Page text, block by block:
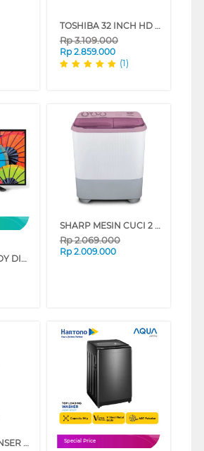
TOSHIBA 32 INCH HD READY LED SMART TV 32V31LP
Rp3.109.000
Rp 2.859.000
(1)
SHARP HD READY DIGITAL TV HD1500I SERIES
SHARP MESIN CUCI 2 TABUNG SEMI AUTO WASHER 8 KG EST85NTPK
Rp2.069.000
Rp 2.009.000
TOSHIBA DISPENSER AIR BERDIRI GALON BAWAH STANDING DISPENSER RWF-W1830BN(W) Special Price